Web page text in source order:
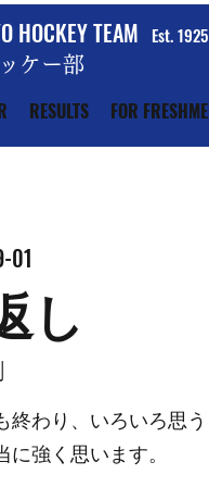
HOCKEY TEAM
ケー部
Est. 1925
RESULTS FOR
01
し
終わり、いろいろ思
に強く思います。